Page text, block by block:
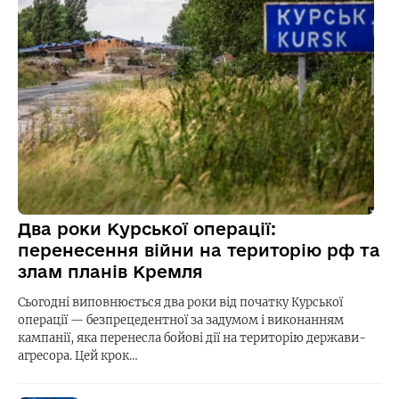
Два роки Курської операції:
перенесення війни на територію рф та
злам планів Кремля
Сьогодні виповнюється два роки від початку Курської
операції — безпрецедентної за задумом і виконанням
кампанії, яка перенесла бойові дії на територію держави-
агресора. Цей крок…